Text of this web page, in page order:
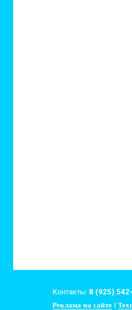
Контакты: 8 (925)
Реклама на сайте |